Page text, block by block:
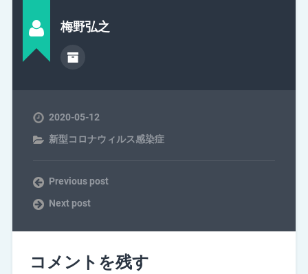
梅野弘之
2020-05-12
新型コロナウィルス感染症
Previous post
Next post
コメントを残す